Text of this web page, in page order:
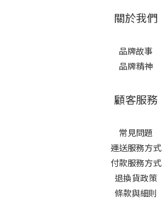
關於我們
品牌故事
品牌精神
顧客服務
常見問題
運送服務方式
付款服務方式
退換貨政策
條款與細則